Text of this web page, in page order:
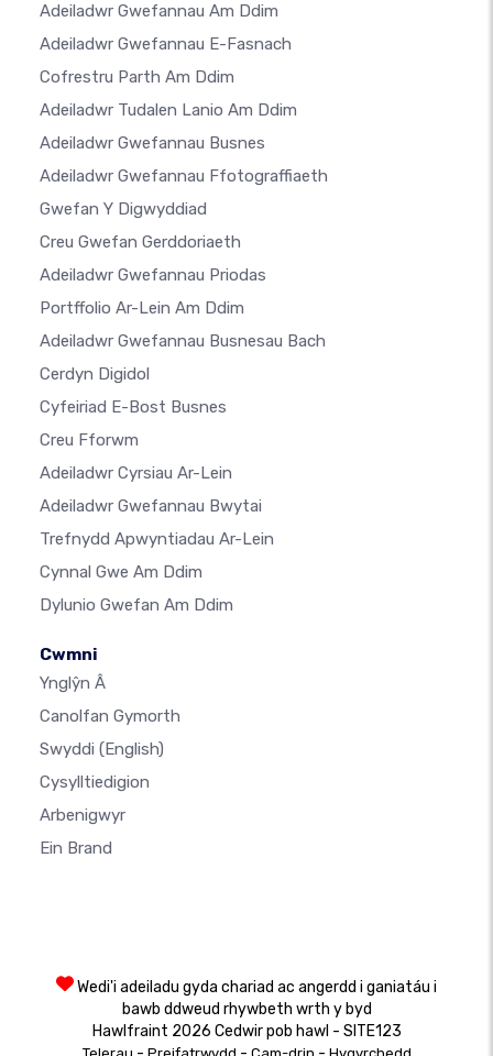
Adeiladwr Gwefannau Am Ddim
Adeiladwr Gwefannau E-Fasnach
Cofrestru Parth Am Ddim
Adeiladwr Tudalen Lanio Am Ddim
Adeiladwr Gwefannau Busnes
Adeiladwr Gwefannau Ffotograffiaeth
Gwefan Y Digwyddiad
Creu Gwefan Gerddoriaeth
Adeiladwr Gwefannau Priodas
Portffolio Ar-Lein Am Ddim
Adeiladwr Gwefannau Busnesau Bach
Cerdyn Digidol
Cyfeiriad E-Bost Busnes
Creu Fforwm
Adeiladwr Cyrsiau Ar-Lein
Adeiladwr Gwefannau Bwytai
Trefnydd Apwyntiadau Ar-Lein
Cynnal Gwe Am Ddim
Dylunio Gwefan Am Ddim
Cwmni
Ynglŷn Â
Canolfan Gymorth
Swyddi (English)
Cysylltiedigion
Arbenigwyr
Ein Brand
Wedi'i adeiladu gyda chariad ac angerdd i ganiatáu i
bawb ddweud rhywbeth wrth y byd
Hawlfraint 2026 Cedwir pob hawl - SITE123